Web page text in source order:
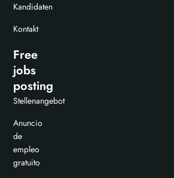
Kandidaten
Kontakt
Free
jobs
posting
Stellenangebot
Anuncio
de
empleo
gratuito